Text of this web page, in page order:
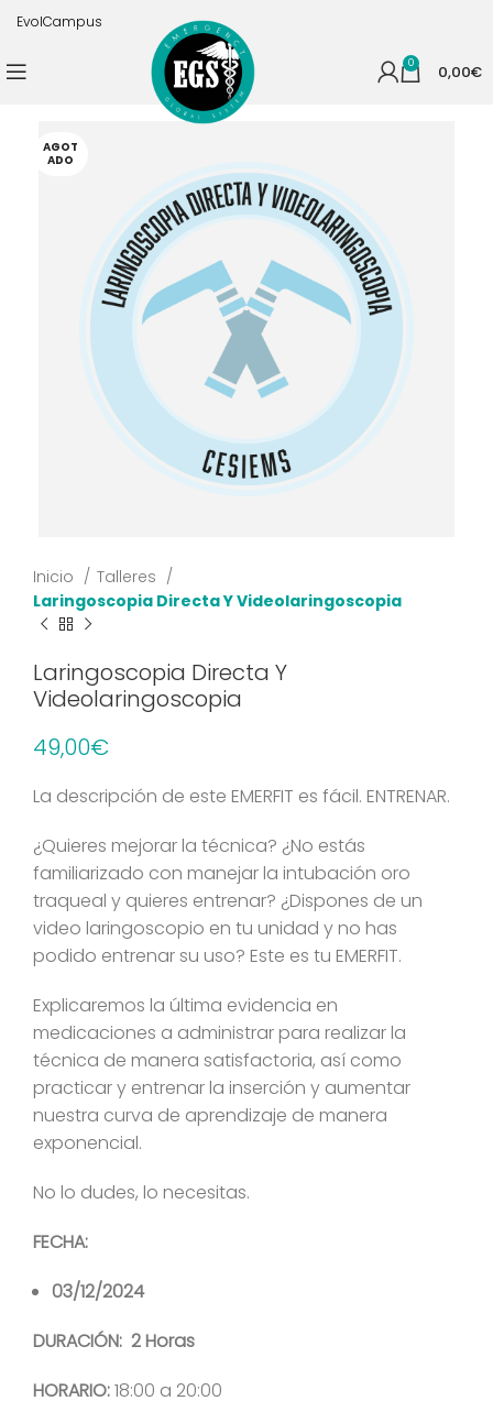
EvolCampus
0 0,00€
AGOT
ADO
Inicio
Talleres
Laringoscopia Directa Y Videolaringoscopia
Laringoscopia Directa Y
Videolaringoscopia
49,00€
La descripción de este EMERFIT es fácil. ENTRENAR.
¿Quieres mejorar la técnica? ¿No estás
familiarizado con manejar la intubación oro
traqueal y quieres entrenar? ¿Dispones de un
video laringoscopio en tu unidad y no has
podido entrenar su uso? Este es tu EMERFIT.
Explicaremos la última evidencia en
medicaciones a administrar para realizar la
técnica de manera satisfactoria, así como
practicar y entrenar la inserción y aumentar
nuestra curva de aprendizaje de manera
exponencial.
No lo dudes, lo necesitas.
FECHA:
03/12/2024
DURACIÓN: 2 Horas
HORARIO:18:00 a 20:00